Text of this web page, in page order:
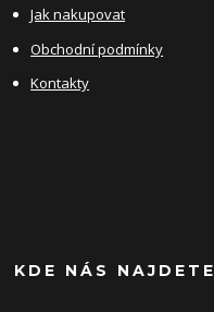
Jak nakupovat
Obchodní podmínky
Kontakty
KDE NÁS NAJDETE